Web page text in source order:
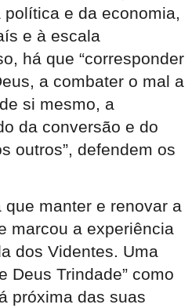
e da economia,
e à escala
há que “corresponder
a combater o mal a
si mesmo, a
da conversão e do
outros”, defendem os
que manter e renovar a
marcou a experiência
dos Videntes. Uma
Deus Trindade” como
próxima das suas